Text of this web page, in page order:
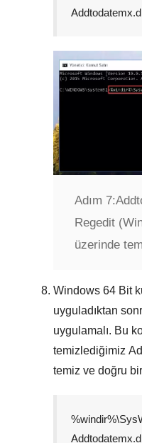
Adım 7:
Regedit
üzerinde
Windows 64 Bit
uyguladıktan
uygulamalı. Bu
temizlediğimiz
temiz ve doğru